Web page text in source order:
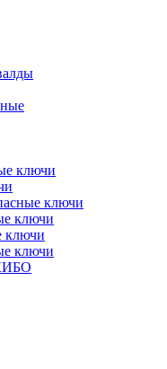
ключи
ключи
ключи
ключи
ключи